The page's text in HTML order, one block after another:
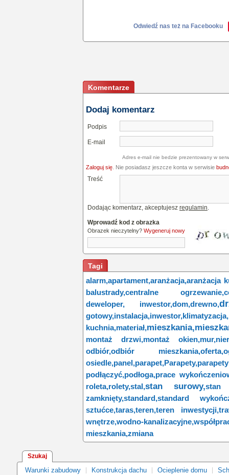
Odwiedź nas też na Facebooku
Komentarze
Dodaj komentarz
Podpis
E-mail
Adres e-mail nie bedzie prezentowany w
Zaloguj się . Nie posiadasz jeszcze konta w serwisie
Treść
Dodając komentarz, akceptujesz regulamin.
Wprowadź kod z obrazka
Obrazek nieczytelny? Wygeneruj nowy
Tagi
alarm,apartament,aranżacja,aranżacja
balustrady,centralne ogrzewanie,
deweloper, inwestor,dom,drewno,
gotowy,instalacja,inwestor,klimatyzacja,
kuchnia,materiał,mieszkania,
montaż drzwi,montaż okien,mur,
odbiór,odbiór mieszkania,oferta,
osiedle,panel,parapet,Parapety,
podłączyć,podłoga,prace
roleta,rolety,stal,stan surowy,stan
zamknięty,standard,standard
sztućce,taras,teren,teren inwestycji,
wnętrze,wodno-kanalizacyjne,
mieszkania,zmiana
Szukaj
Warunki zabudowy Konstrukcja dachu Ocieplenie domu